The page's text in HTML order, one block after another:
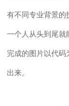
有不同专业背景的
一个人从头到尾就
完成的 图片以代码
出来。